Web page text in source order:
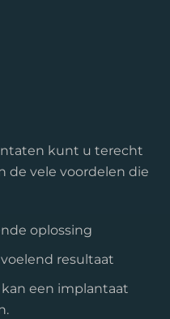
kunt u terecht
de vele voordelen die
oplossing
resultaat
een implantaat